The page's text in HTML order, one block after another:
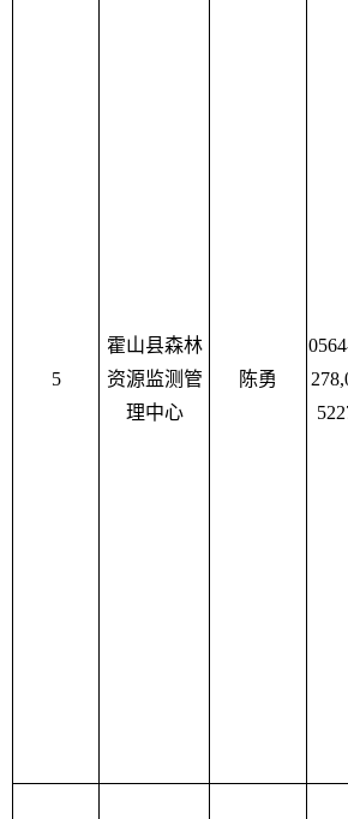
5
霍山县森林
资源监测管
理中心
陈勇